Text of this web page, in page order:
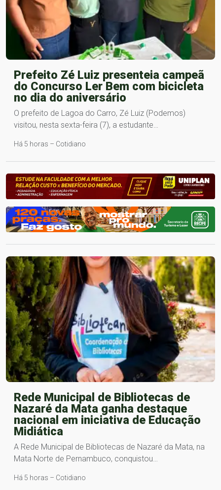
Prefeito Zé Luiz presenteia campeã
do Concurso Ler Bem com bicicleta
no dia do aniversário
O prefeito de Lagoa do Carro, Zé Luiz (Podemos)
visitou, nesta sexta-feira (7), a estudante…
Há 5 horas – Cotidiano
Rede Municipal de Bibliotecas de
Nazaré da Mata ganha destaque
nacional em iniciativa de Educação
Midiática
A Rede Municipal de Bibliotecas de Nazaré da Mata, na
Mata Norte de Pernambuco, conquistou…
Há 5 horas – Cotidiano